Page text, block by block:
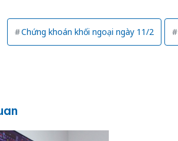
Chứng khoán khối ngoại ngày 11/2